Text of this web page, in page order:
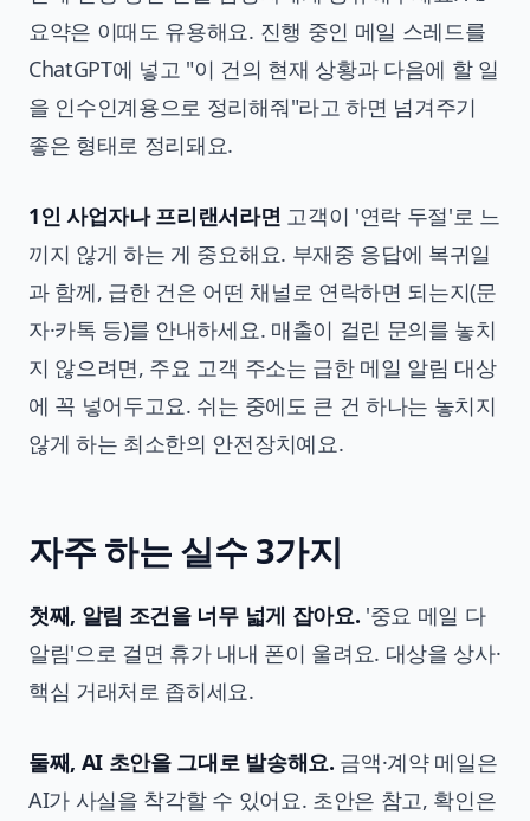
요약은 이때도 유용해요. 진행 중인 메일 스레드를
ChatGPT에 넣고 "이 건의 현재 상황과 다음에 할 일
을 인수인계용으로 정리해줘"라고 하면 넘겨주기
좋은 형태로 정리돼요.
1인 사업자나 프리랜서라면 고객이 '연락 두절'로 느
끼지 않게 하는 게 중요해요. 부재중 응답에 복귀일
과 함께, 급한 건은 어떤 채널로 연락하면 되는지(문
자·카톡 등)를 안내하세요. 매출이 걸린 문의를 놓치
지 않으려면, 주요 고객 주소는 급한 메일 알림 대상
에 꼭 넣어두고요. 쉬는 중에도 큰 건 하나는 놓치지
않게 하는 최소한의 안전장치예요.
자주 하는 실수 3가지
첫째, 알림 조건을 너무 넓게 잡아요. '중요 메일 다
알림'으로 걸면 휴가 내내 폰이 울려요. 대상을 상사·
핵심 거래처로 좁히세요.
둘째, AI 초안을 그대로 발송해요. 금액·계약 메일은
AI가 사실을 착각할 수 있어요. 초안은 참고, 확인은